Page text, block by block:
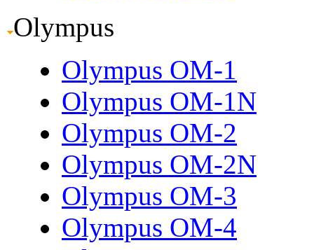
Olympus
Olympus OM-1
Olympus OM-1N
Olympus OM-2
Olympus OM-2N
Olympus OM-3
Olympus OM-4